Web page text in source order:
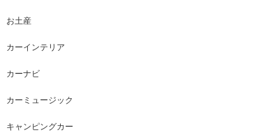
お土産
カーインテリア
カーナビ
カーミュージック
キャンピングカー